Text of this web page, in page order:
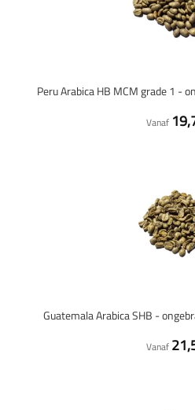
Vanaf
Guatemala Arabica SHB -
Vanaf